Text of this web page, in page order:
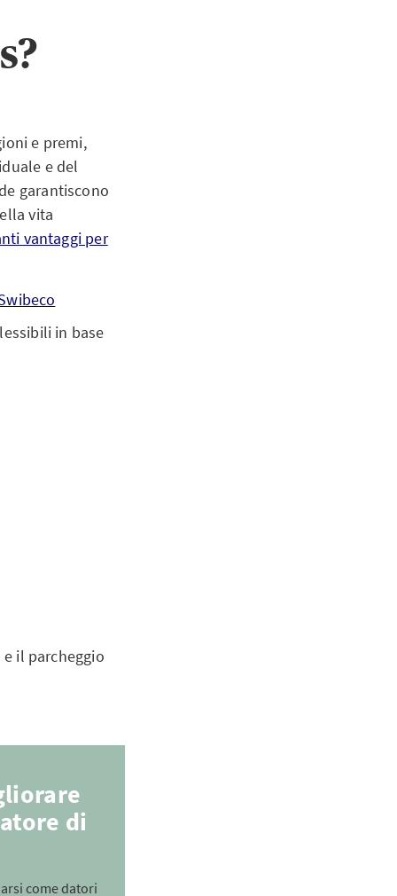
e premi,
e del
garantiscono
vita
vantaggi per
in base
il parcheggio
di
come datori